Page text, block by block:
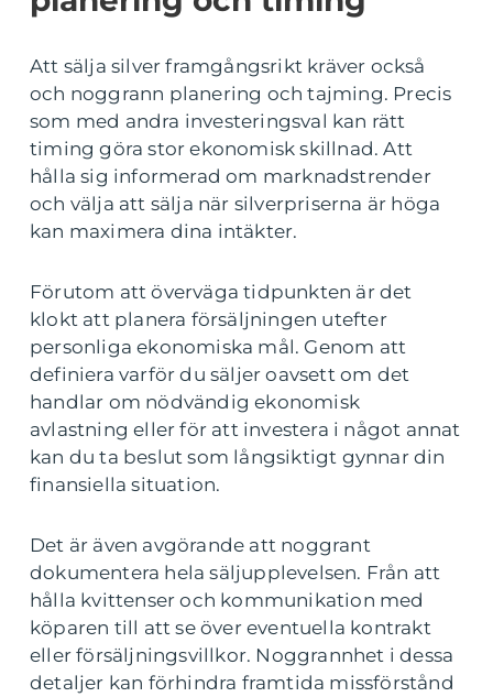
Att sälja silver framgångsrikt kräver också
och noggrann planering och tajming. Precis
som med andra investeringsval kan rätt
timing göra stor ekonomisk skillnad. Att
hålla sig informerad om marknadstrender
och välja att sälja när silverpriserna är höga
kan maximera dina intäkter.
Förutom att överväga tidpunkten är det
klokt att planera försäljningen utefter
personliga ekonomiska mål. Genom att
definiera varför du säljer oavsett om det
handlar om nödvändig ekonomisk
avlastning eller för att investera i något annat
kan du ta beslut som långsiktigt gynnar din
finansiella situation.
Det är även avgörande att noggrant
dokumentera hela säljupplevelsen. Från att
hålla kvittenser och kommunikation med
köparen till att se över eventuella kontrakt
eller försäljningsvillkor. Noggrannhet i dessa
detaljer kan förhindra framtida missförstånd